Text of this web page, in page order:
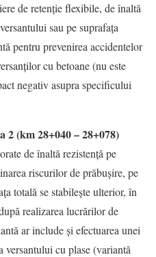
de retenție flexibile, de înaltă
sau pe suprafața
pentru prevenirea accidentelor
cu betoane (nu este
negativ asupra specificului
2 (km 28+040 – 28+078)
de înaltă rezistență pe
riscurilor de prăbușire, pe
totală se stabilește ulterior, în
realizarea lucrărilor de
ar include și efectuarea unei
versantului cu plase (variantă